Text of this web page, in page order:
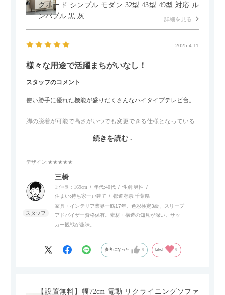
グボード シンプル モダン 32型 43型 49型 対応 ル
ンバブル 黒 灰
詳細を見る
2025.4.11
様々な用途で活躍まちがいなし！
スタッフのコメント
使い勝手に優れた機能が盛りだくさんなハイタイプテレビ台。
脚の脱着が可能で高さがいつでも変更できる仕様となっている
また、補助テーブルとして使用可能なスライドテーブルや収納
内部にもプリンターなどが置けるスライド棚板がついているの
でテレビ台以外にもオフィスなどでの収納家具やリビングでの
サイドボードとして多目的な用途に対応しています。
また、扉は横方向へのスライド式となっているので開閉時のス
ペースを最小限に抑えられ、省スペースでご利用いただけるの
続きを読む
デザイン:★★★★★
三橋
1:伸長：169cm 年代:40代 性別:男性
住まい:持ち家一戸建て 都道府県:千葉県
家具・インテリア業界一筋17年。色彩検定3級、スリープ
アドバイザー資格保有。素材・構造の知見が深い。サッ
カー観戦が趣味。
参考になった 0 Like! 0
【設置無料】幅72cm 電動 リクライニングソファ